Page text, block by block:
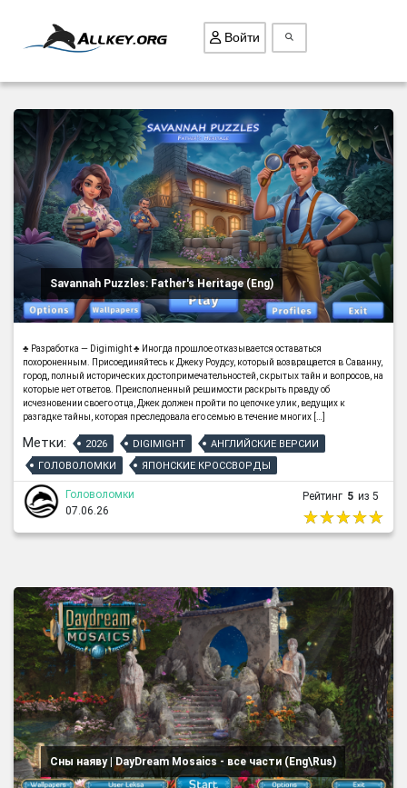
ВСЕ ИГРЫ
ПОИСК ПРЕДМЕТОВ
ГОЛОВОЛОМКИ
БИЗНЕС
ТРИ-В-РЯД
СТРАТЕГИИ
СТРЕЛЯЛКИ
КАК СКАЧАТЬ
НОВОСТИ
Войти
Savannah Puzzles: Father's Heritage (Eng)
♣ Разработка — Digimight ♣ Иногда прошлое отказывается оставаться
похороненным. Присоединяйтесь к Джеку Роудсу, который возвращается в Саванну,
город, полный исторических достопримечательностей, скрытых тайн и вопросов, на
которые нет ответов. Преисполненный решимости раскрыть правду об
исчезновении своего отца, Джек должен пройти по цепочке улик, ведущих к
разгадке тайны, которая преследовала его семью в течение многих […]
Метки: 2026 DIGIMIGHT
АНГЛИЙСКИЕ ВЕРСИИ
ГОЛОВОЛОМКИ
ЯПОНСКИЕ КРОССВОРДЫ
Головоломки
07.06.26
Рейтинг 5 из 5
Сны наяву | DayDream Mosaics - все части (Eng\Rus)